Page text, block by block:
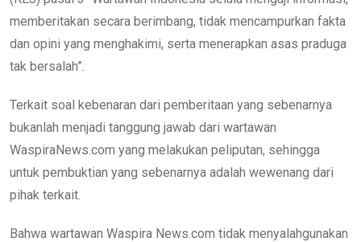
memberitakan secara berimbang, tidak mencampurkan fakta
dan opini yang menghakimi, serta menerapkan asas praduga
tak bersalah”.
Terkait soal kebenaran dari pemberitaan yang sebenarnya
bukanlah menjadi tanggung jawab dari wartawan
WaspiraNews.com yang melakukan peliputan, sehingga
untuk pembuktian yang sebenarnya adalah wewenang dari
pihak terkait.
Bahwa wartawan Waspira News.com tidak menyalahgunakan